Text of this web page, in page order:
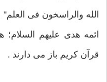
الله والراسخون فی
ائمه هدی علیهم السلام؛
قرآن کریم باز می دارند .